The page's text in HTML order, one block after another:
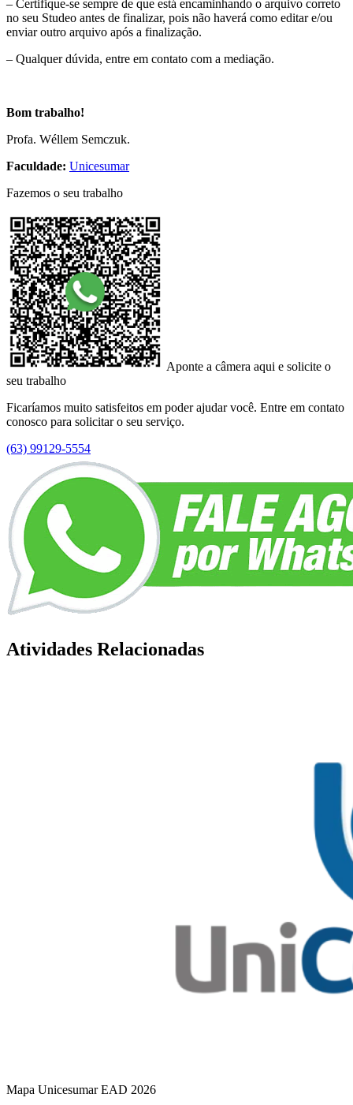
– Certifique-se sempre de que está encaminhando o arquivo correto
no seu Studeo antes de finalizar, pois não haverá como editar e/ou
enviar outro arquivo após a finalização.
– Qualquer dúvida, entre em contato com a mediação.
Bom trabalho!
Profa. Wéllem Semczuk.
Faculdade: Unicesumar
Fazemos o seu trabalho
Aponte a câmera aqui e solicite o
seu trabalho
Ficaríamos muito satisfeitos em poder ajudar você. Entre em contato
conosco para solicitar o seu serviço.
(63) 99129-5554
Atividades Relacionadas
Mapa Unicesumar EAD 2026